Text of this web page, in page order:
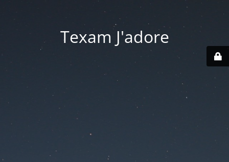
Texam J'adore